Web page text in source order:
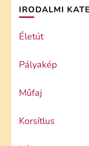
IRODALMI
Életút
Pályakép
Műfaj
Korsítlus